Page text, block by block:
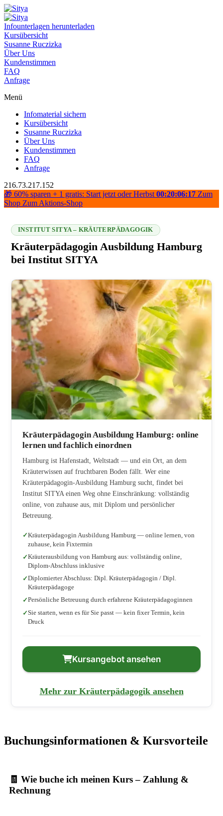
Infounterlagen herunterladen
Kursübersicht
Susanne Ruczizka
Über Uns
Kundenstimmen
FAQ
Anfrage
Menü
Infomaterial sichern
Kursübersicht
Susanne Ruczizka
Über Uns
Kundenstimmen
FAQ
Anfrage
216.73.217.152
🎁 60% sparen + 1 gratis: Start jetzt oder Herbst 00:20:06:17 Zum
Shop Zum Aktions-Shop
INSTITUT SITYA – KRÄUTERPÄDAGOGIK
Kräuterpädagogin Ausbildung Hamburg
bei Institut SITYA
216.73.217.152 2026-08-07 03:52:35
Kräuterpädagogin Ausbildung Hamburg: online
lernen und fachlich einordnen
Hamburg ist Hafenstadt, Weltstadt — und ein Ort, an dem
Kräuterwissen auf fruchtbaren Boden fällt. Wer eine
Kräuterpädagogin-Ausbildung Hamburg sucht, findet bei
Institut SITYA einen Weg ohne Einschränkung: vollständig
online, von zuhause aus, mit Diplom und persönlicher
Betreuung.
Kräuterpädagogin Ausbildung Hamburg — online lernen, von
zuhause, kein Fixtermin
Kräuterausbildung von Hamburg aus: vollständig online,
Diplom-Abschluss inklusive
Diplomierter Abschluss: Dipl. Kräuterpädagogin / Dipl.
Kräuterpädagoge
Persönliche Betreuung durch erfahrene Kräuterpädagoginnen
Sie starten, wenn es für Sie passt — kein fixer Termin, kein
Druck
Kursangebot ansehen
Mehr zur Kräuterpädagogik ansehen
Buchungsinformationen & Kursvorteile
🧾 Wie buche ich meinen Kurs – Zahlung &
Rechnung